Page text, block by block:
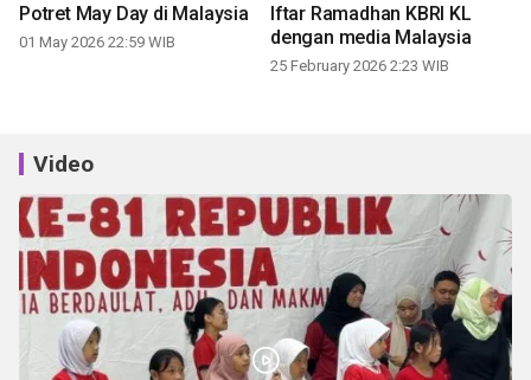
Potret May Day di Malaysia
01 May 2026 22:59 WIB
Iftar Ramadhan KBRI KL
dengan media Malaysia
25 February 2026 2:23 WIB
Video